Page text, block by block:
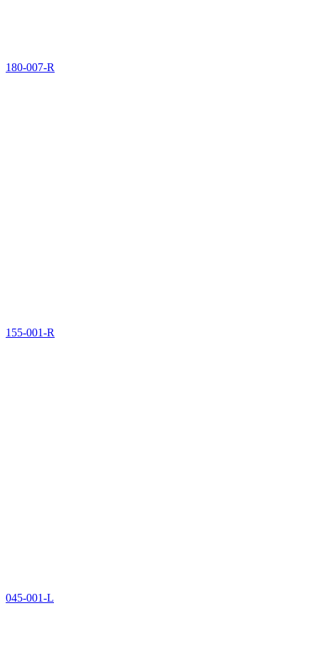
180-007-R
155-001-R
045-001-L